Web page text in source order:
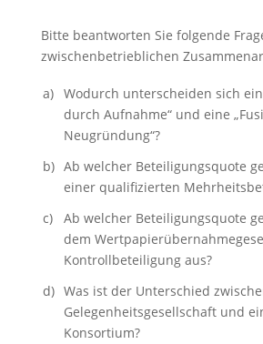
Bitte beantworten Sie folgende
zwischenbetrieblichen
a) Wodurch unterscheiden sich
durch Aufnahme“ und eine
Neugründung“?
b) Ab welcher Beteiligungsquote
einer qualifizierten
c)
Ab welcher Beteiligungsquote
dem
Kontrollbeteiligung aus?
d) Was ist der Unterschied
Gelegenheitsgesellschaft und
Konsortium?